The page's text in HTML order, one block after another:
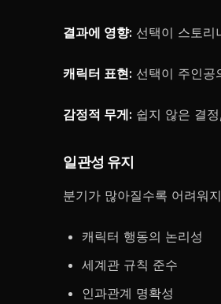
결과에 영향: 선택이 스토리
캐릭터 표현: 선택이 주인공
감정적 무게: 쉽지 않은 결
일관성 유지
분기가 많아질수록 어려워
캐릭터 행동의 논리성
세계관 규칙 준수
인과관계 명확성